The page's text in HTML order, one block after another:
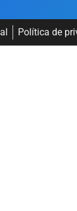
Política de